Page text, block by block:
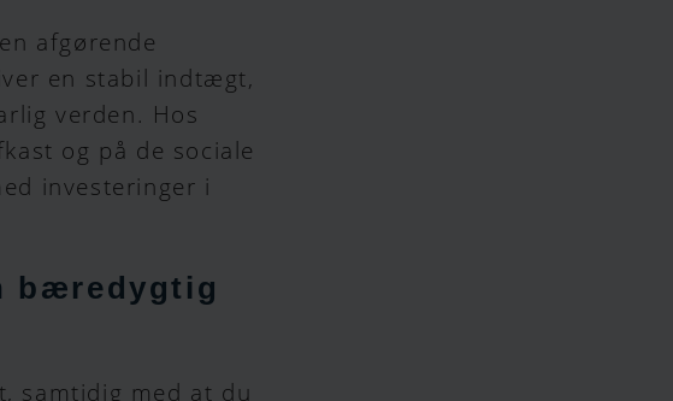
afgørende
en stabil indtægt,
verden. Hos
og på de sociale
investeringer i
bæredygtig
samtidig med at du